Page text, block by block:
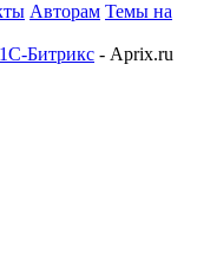
Авторам Темы на
Битрикс - Aprix.ru